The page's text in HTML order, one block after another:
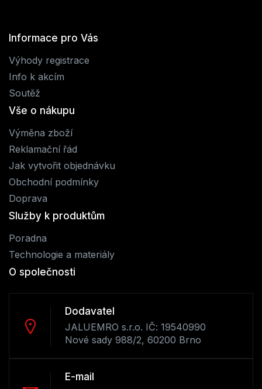
Informace pro Vás
Výhody registrace
Info k akcím
Soutěž
Vše o nákupu
Výměna zboží
Reklamační řád
Jak vytvořit objednávku
Obchodní podmínky
Doprava
Služby k produktům
Poradna
Technologie a materiály
O společnosti
Dodavatel
JALUEMRO s.r.o. IČ: 19540990
Nové sady 988/2, 60200 Brno
E-mail